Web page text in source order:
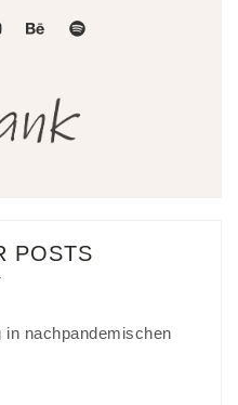
POSTS
in nachpandemischen